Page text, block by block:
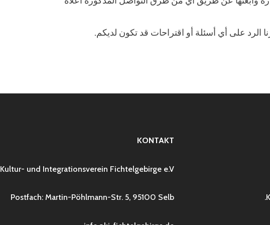
الرد على أي أسئلة أو اقتراحات قد تكون لديكم.
KONTAKT
Kultur- und Integrationsverein Fichtelgebirge e.V.
Postfach: Martin-Pöhlmann-Str. 5, 95100 Selb